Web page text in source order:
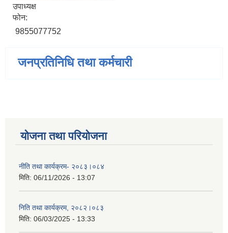
उपाध्यक्ष
फोन:
9855077752
जनप्रतिनिधि तथा कर्मचारी
योजना तथा परियोजना
नीति तथा कार्यक्रम- २०८३।०८४
मिति: 06/11/2026 - 13:07
निति तथा कार्यक्रम, २०८२।०८३
मिति: 06/03/2025 - 13:33